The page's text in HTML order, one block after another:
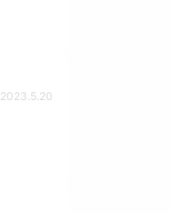
2023.5.20